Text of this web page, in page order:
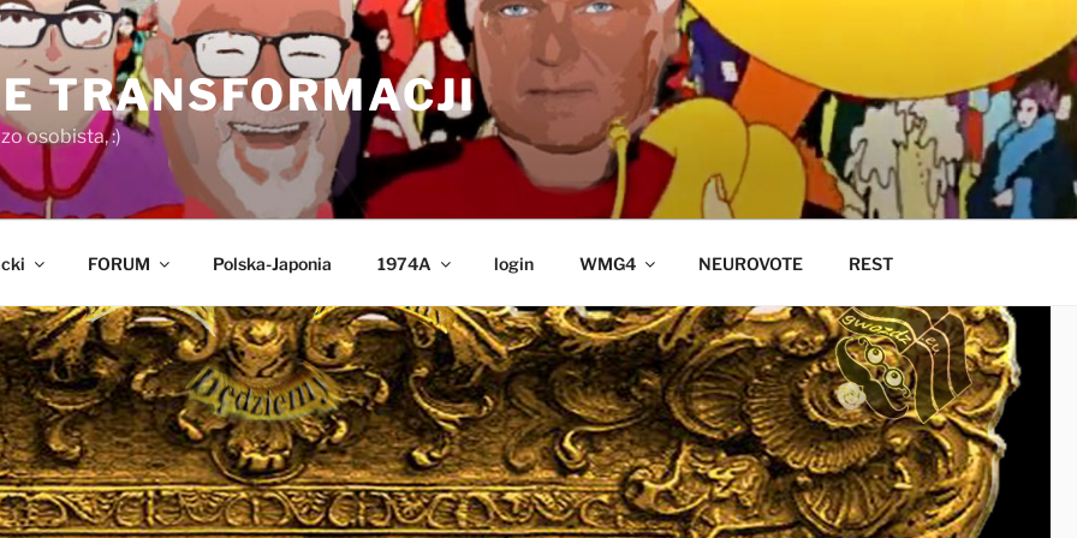
TRANSFORMACJI
osobista, :)
FORUM Polska-Japonia 1974A login WMG4 NEUROVOTE REST